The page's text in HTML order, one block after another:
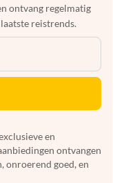
ontvang regelmatig
reistrends.
en
ontvangen
onroerend goed, en